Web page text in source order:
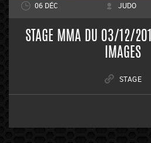
06 DÉC JUDO
STAGE MMA DU 03/12/
IMAGES
STAGE